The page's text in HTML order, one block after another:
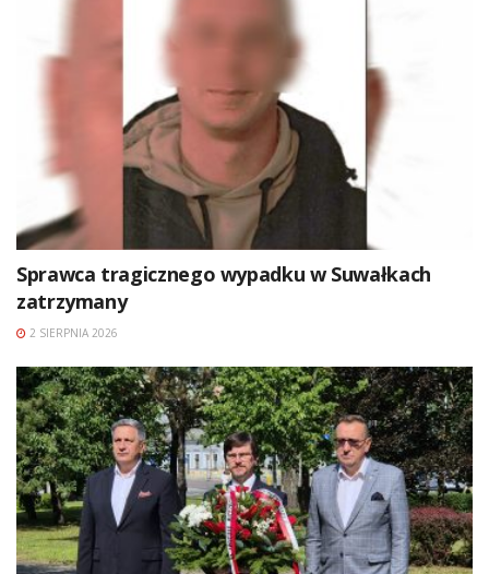
Sprawca tragicznego wypadku w Suwałkach
zatrzymany
2 SIERPNIA 2026